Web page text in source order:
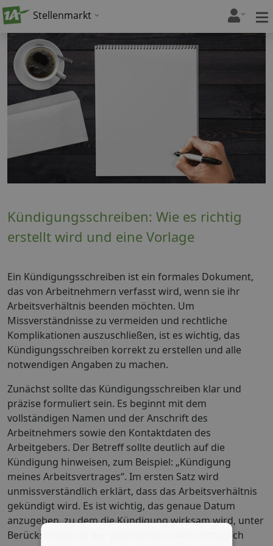
Stellenmarkt
Kündigungsschreiben: Wie es richtig
erstellt wird und eine Vorlage
Ein Kündigungsschreiben ist ein formales Dokument,
das von Arbeitnehmern verfasst wird, wenn sie ihr
Arbeitsverhältnis beenden möchten. Um
Missverständnisse zu vermeiden und rechtliche
Komplikationen auszuschließen, ist es wichtig, das
Kündigungsschreiben korrekt zu erstellen und alle
notwendigen Angaben zu machen.
Zunächst sollte das Kündigungsschreiben klar und
präzise formuliert sein. Es beginnt mit dem
vollständigen Namen und der Anschrift des
Arbeitnehmers sowie den Kontaktdaten des
Arbeitgebers. Der Betreff sollte deutlich auf die
Kündigung hinweisen, zum Beispiel: „Kündigung
meines Arbeitsvertrages“. Im ersten Satz wird
unmissverständlich erklärt, dass das Arbeitsverhältnis
gekündigt wird. Es ist wichtig, das genaue Datum
anzugeben, zu dem die Kündigung wirksam wird, unter
Berücksichtigung der gesetzlichen oder vertraglich